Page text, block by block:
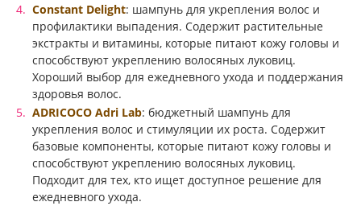
Constant Delight: шампунь для укрепления волос и
профилактики выпадения. Содержит растительные
экстракты и витамины, которые питают кожу головы и
способствуют укреплению волосяных луковиц.
Хороший выбор для ежедневного ухода и поддержания
здоровья волос.
ADRICOCO Adri Lab: бюджетный шампунь для
укрепления волос и стимуляции их роста. Содержит
базовые компоненты, которые питают кожу головы и
способствуют укреплению волосяных луковиц.
Подходит для тех, кто ищет доступное решение для
ежедневного ухода.